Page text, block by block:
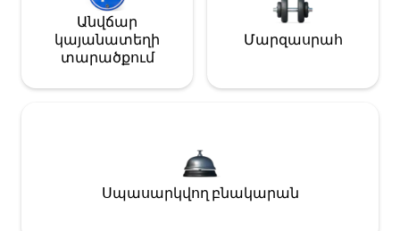
Անվճար
կայանատեղի
տարածքում
Մարզասրահ
Սպասարկվող բնակարան